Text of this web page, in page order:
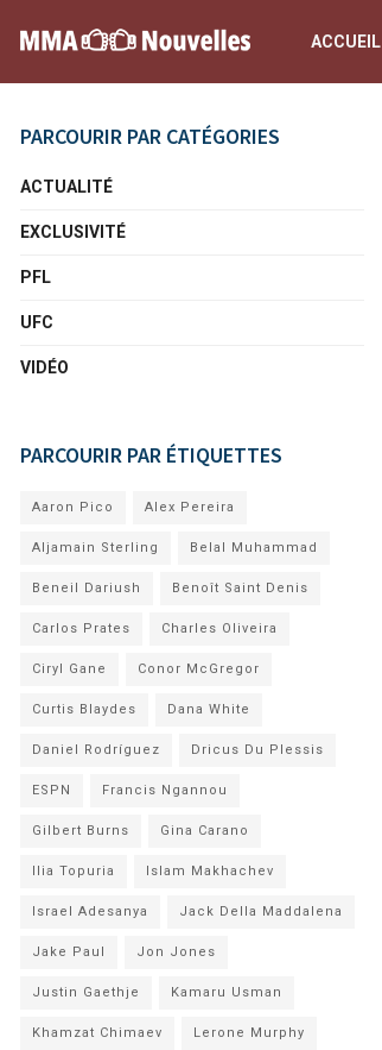
ACCUEIL
PARCOURIR PAR CATÉGORIES
ACTUALITÉ
EXCLUSIVITÉ
PFL
UFC
VIDÉO
PARCOURIR PAR ÉTIQUETTES
Aaron Pico Alex Pereira
Aljamain Sterling Belal Muhammad
Beneil Dariush Benoît Saint Denis
Carlos Prates Charles Oliveira
Ciryl Gane Conor McGregor
Curtis Blaydes Dana White
Daniel Rodríguez Dricus Du Plessis
ESPN Francis Ngannou
Gilbert Burns Gina Carano
Ilia Topuria Islam Makhachev
Israel Adesanya Jack Della Maddalena
Jake Paul Jon Jones
Justin Gaethje Kamaru Usman
Khamzat Chimaev Lerone Murphy